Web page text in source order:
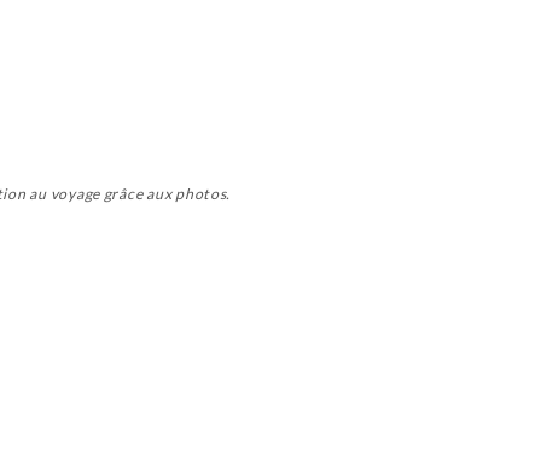
au voyage grâce aux photos.